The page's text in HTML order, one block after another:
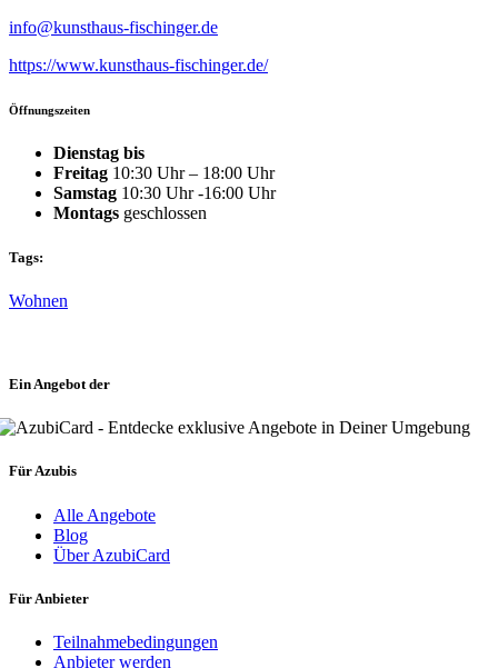
info@kunsthaus-fischinger.de
https://www.kunsthaus-fischinger.de/
Öffnungszeiten
Dienstag bis
Freitag 10:30 Uhr – 18:00 Uhr
Samstag 10:30 Uhr -16:00 Uhr
Montags geschlossen
Tags:
Wohnen
Ein Angebot der
Für Azubis
Alle Angebote
Blog
Über AzubiCard
Für Anbieter
Teilnahmebedingungen
Anbieter werden